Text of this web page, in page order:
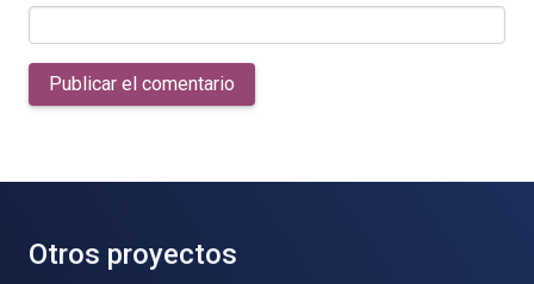
Publicar el comentario
Otros proyectos